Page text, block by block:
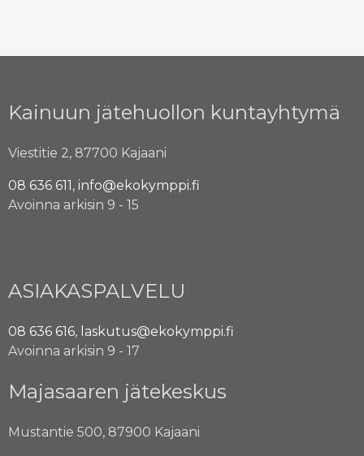
Kainuun jätehuollon kuntayhtymä
Viestitie 2, 87700 Kajaani
08 636 611, info@ekokymppi.fi
Avoinna arkisin 9 - 15
ASIAKASPALVELU
08 636 616, laskutus@ekokymppi.fi
Avoinna arkisin 9 - 17
Majasaaren jätekeskus
Mustantie 500, 87900 Kajaani